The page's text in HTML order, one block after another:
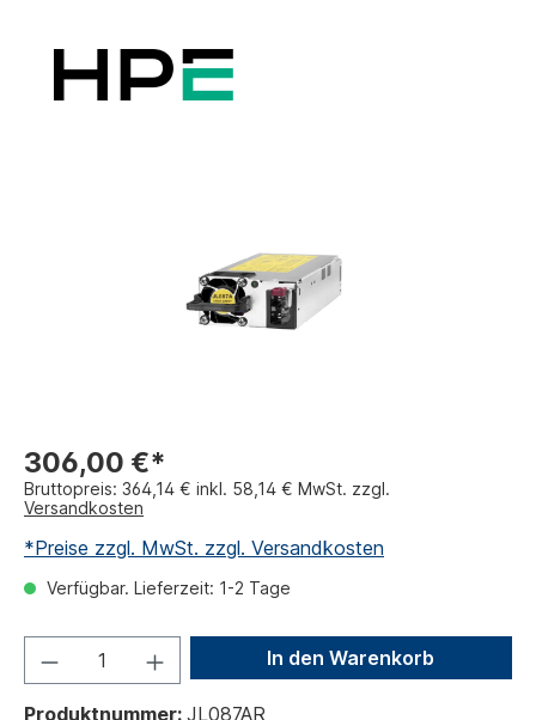
306,00 €*
Bruttopreis: 364,14 € inkl. 58,14 € MwSt. zzgl.
Versandkosten
*Preise zzgl. MwSt. zzgl. Versandkosten
Verfügbar. Lieferzeit: 1-2 Tage
In den Warenkorb
Produktnummer: JL087AR